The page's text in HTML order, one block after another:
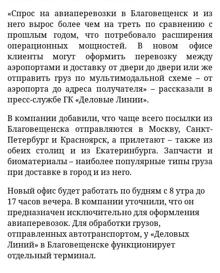
«Спрос на авиаперевозки в Благовещенск и из
него вырос более чем на треть по сравнению с
прошлым годом, что потребовало расширения
операционных мощностей. В новом офисе
клиенты могут оформить перевозку между
аэропортами и доставку от двери до двери или же
отправить груз по мультимодальной схеме – от
аэропорта до адреса получателя» – рассказали в
пресс-службе ГК «Деловые Линии».
В компании добавили, что чаще всего посылки из
Благовещенска отправляются в Москву, Санкт-
Петербург и Красноярск, а прилетают – также из
обеих столиц и из Екатеринбурга. Запчасти и
биоматериалы – наиболее популярные типы груза
при доставке в город и из него.
Новый офис будет работать по будням с 8 утра до
17 часов вечера. В компании уточнили, что он
предназначен исключительно для оформления
авиаперевозок. Для обработки грузов,
отправленных автотранспортом, у «Деловых
Линий» в Благовещенске функционирует
отдельный терминал.